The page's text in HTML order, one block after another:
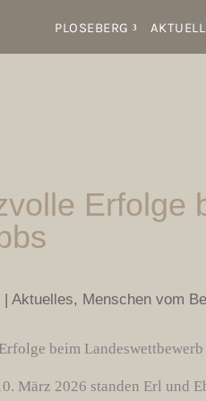
PLOSEBERG
Erfolge
|Aktuelles, Menschen vom
beim
März 2026 standen Erl und